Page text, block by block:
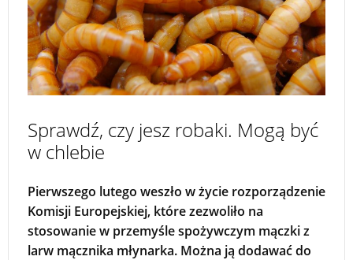
Sprawdź, czy jesz robaki. Mogą być
w chlebie
Pierwszego lutego weszło w życie rozporządzenie
Komisji Europejskiej, które zezwoliło na
stosowanie w przemyśle spożywczym mączki z
larw mącznika młynarka. Można ją dodawać do